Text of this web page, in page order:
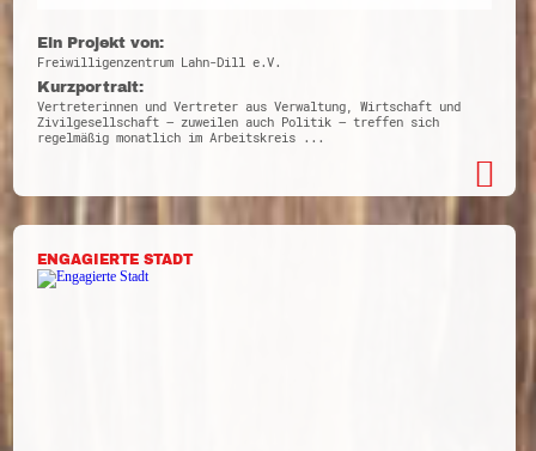
Ein Projekt von:
Freiwilligenzentrum Lahn-Dill e.V.
Kurzportrait:
Vertreterinnen und Vertreter aus Verwaltung, Wirtschaft und
Zivilgesellschaft – zuweilen auch Politik – treffen sich
regelmäßig monatlich im Arbeitskreis ...
ENGAGIERTE STADT